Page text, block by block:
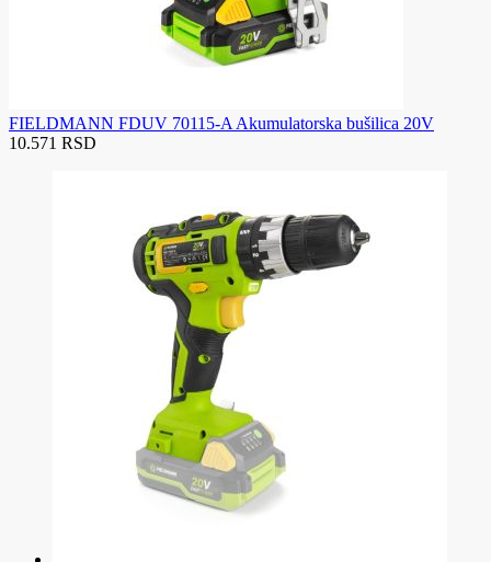
FIELDMANN FDUV 70115-A Akumulatorska bušilica 20V
10.571 RSD